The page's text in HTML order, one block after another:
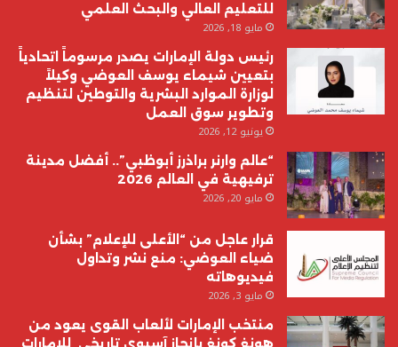
للتعليم العالي والبحث العلمي
مايو 18, 2026
رئيس دولة الإمارات يصدر مرسوماً اتحادياً
بتعيين شيماء يوسف العوضي وكيلاً
لوزارة الموارد البشرية والتوطين لتنظيم
وتطوير سوق العمل
يونيو 12, 2026
“عالم وارنر براذرز أبوظبي”.. أفضل مدينة
ترفيهية في العالم 2026
مايو 20, 2026
قرار عاجل من “الأعلى للإعلام” بشأن
ضياء العوضي: منع نشر وتداول
فيديوهاته
مايو 3, 2026
منتخب الإمارات لألعاب القوى يعود من
هونغ كونغ بإنجاز آسيوي تاريخي للامارات